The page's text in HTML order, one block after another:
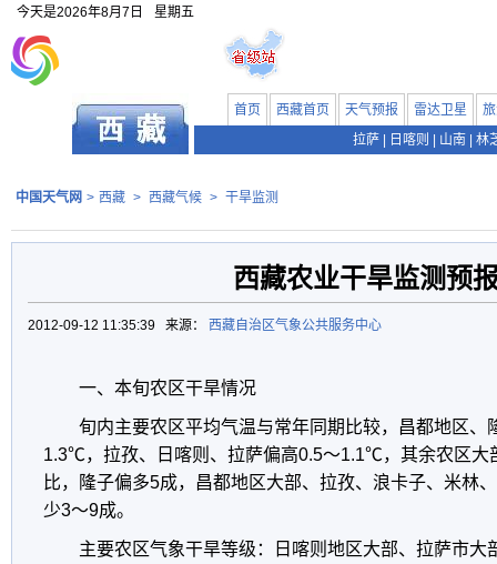
今天是2026年8月7日 星期五
首页 西藏首页 天气预报 雷达卫星
拉萨
日喀则 山南 林
中国天气网 > 西藏 > 西藏气候 > 干旱监测
西藏农业干旱监测预
2012-09-12 11:35:39 来源： 西藏自治区气象公共服务中心
一、本旬农区干旱情况
旬内主要农区平均气温与常年同期比较，昌都地区、
1.3℃，拉孜、日喀则、拉萨偏高0.5～1.1℃，其余农区大
比，隆子偏多5成，昌都地区大部、拉孜、浪卡子、米林
少3～9成。
主要农区气象干旱等级：日喀则地区大部、拉萨市大